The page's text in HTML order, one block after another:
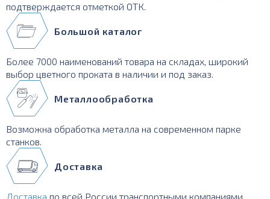
подтверждается отметкой ОТК.
Большой каталог
Более 7000 наименований товара на складах, широкий
выбор цветного проката в наличии и под заказ.
Металлообработка
Возможна обработка металла на современном парке
станков.
Доставка
Доставка по всей России транспортными компаниями,